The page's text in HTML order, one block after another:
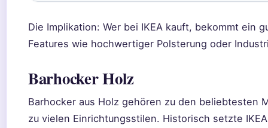
Die Implikation: Wer bei IKEA kauft, bekommt ein
Features wie hochwertiger Polsterung oder
Barhocker Holz
Barhocker aus Holz gehören zu den beliebtesten
zu vielen Einrichtungsstilen. Historisch setzte